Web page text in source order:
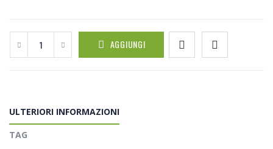
AGGIUNGI
ULTERIORI INFORMAZIONI
TAG